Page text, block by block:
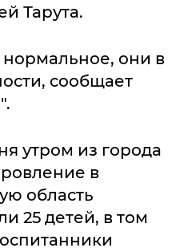
Тарута.
нормальное, они в
сообщает
утром из города
в
область
25 детей, в том